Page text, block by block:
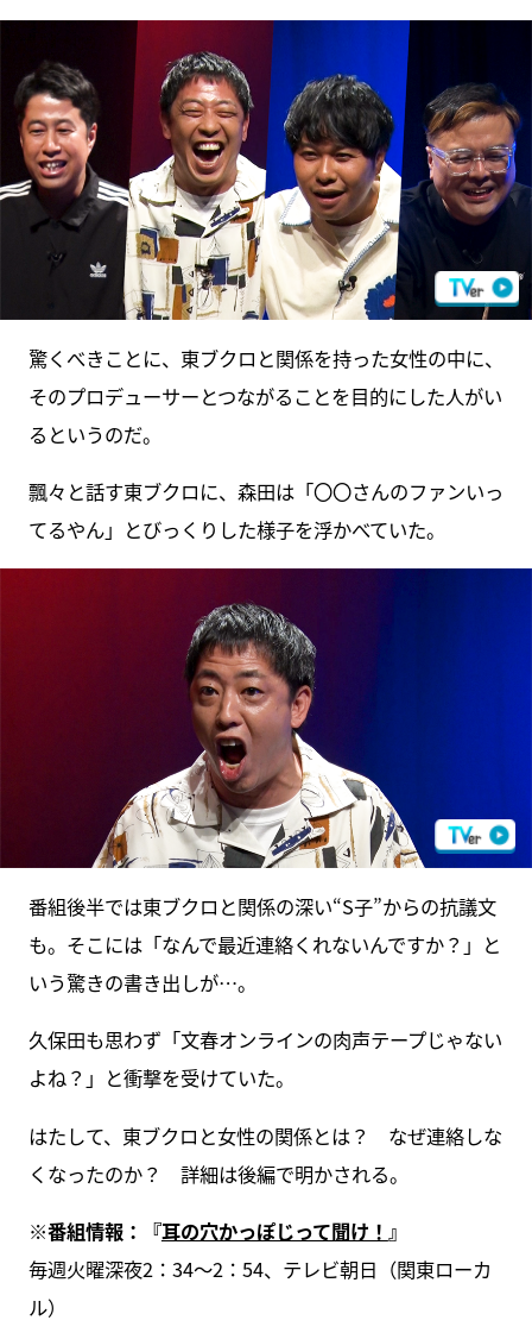
驚くべきことに、東ブクロと関係を持った女性の中に、
そのプロデューサーとつながることを目的にした人がい
るというのだ。
飄々と話す東ブクロに、森田は「〇〇さんのファンいっ
てるやん」とびっくりした様子を浮かべていた。
番組後半では東ブクロと関係の深い“S子”からの抗議文
も。そこには「なんで最近連絡くれないんですか？」と
いう驚きの書き出しが…。
久保田も思わず「文春オンラインの肉声テープじゃない
よね？」と衝撃を受けていた。
はたして、東ブクロと女性の関係とは？ なぜ連絡しな
くなったのか？ 詳細は後編で明かされる。
※番組情報：『耳の穴かっぽじって聞け！ 』
毎週火曜深夜2：34～2：54、テレビ朝日（関東ローカ
ル）